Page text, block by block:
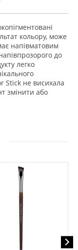
кольору, може
напівматовим
до
легко
Stick не висихала
змінити або